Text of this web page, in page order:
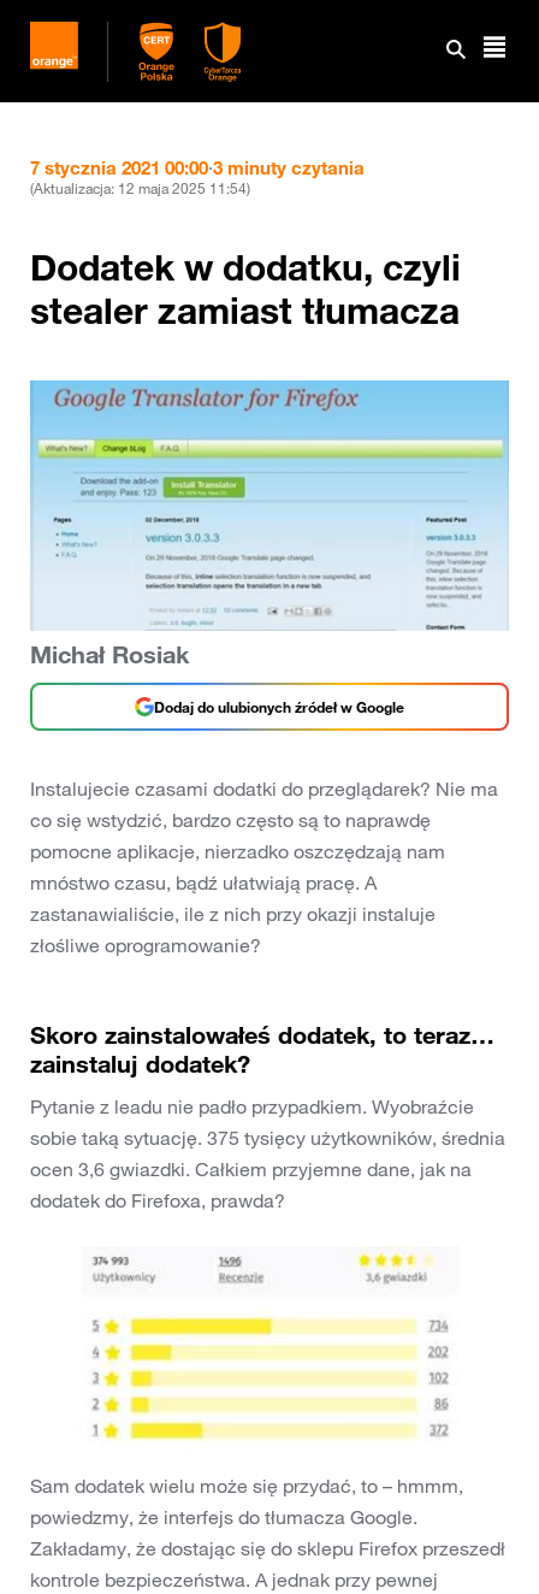
7 stycznia 2021 00:00·3 minuty czytania
(Aktualizacja: 12 maja 2025 11:54)
Dodatek w dodatku, czyli
stealer zamiast tłumacza
Michał Rosiak
Dodaj do ulubionych źródeł w Google
Instalujecie czasami dodatki do przeglądarek? Nie ma
co się wstydzić, bardzo często są to naprawdę
pomocne aplikacje, nierzadko oszczędzają nam
mnóstwo czasu, bądź ułatwiają pracę. A
zastanawialiście, ile z nich przy okazji instaluje
złośliwe oprogramowanie?
Skoro zainstalowałeś dodatek, to teraz…
zainstaluj dodatek?
Pytanie z leadu nie padło przypadkiem. Wyobraźcie
sobie taką sytuację. 375 tysięcy użytkowników, średnia
ocen 3,6 gwiazdki. Całkiem przyjemne dane, jak na
dodatek do Firefoxa, prawda?
Sam dodatek wielu może się przydać, to – hmmm,
powiedzmy, że interfejs do tłumacza Google.
Zakładamy, że dostając się do sklepu Firefox przeszedł
kontrole bezpieczeństwa. A jednak przy pewnej